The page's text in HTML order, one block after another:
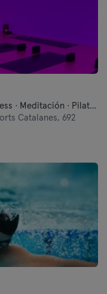
Danza · Entrenamiento funcional · Fitness · Meditación · Pilates · Running · Yoga
Catalanes, 692